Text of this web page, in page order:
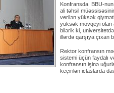
Konfransda BBU-
ali təhsil
verilən yüksək
yüksək mövqeyi olan
bilərik ki,
illərdə qarşıya çıxan
Rektor konfransın
sistemi üçün faydalı
konfransın işinə
keçirilən iclaslarda